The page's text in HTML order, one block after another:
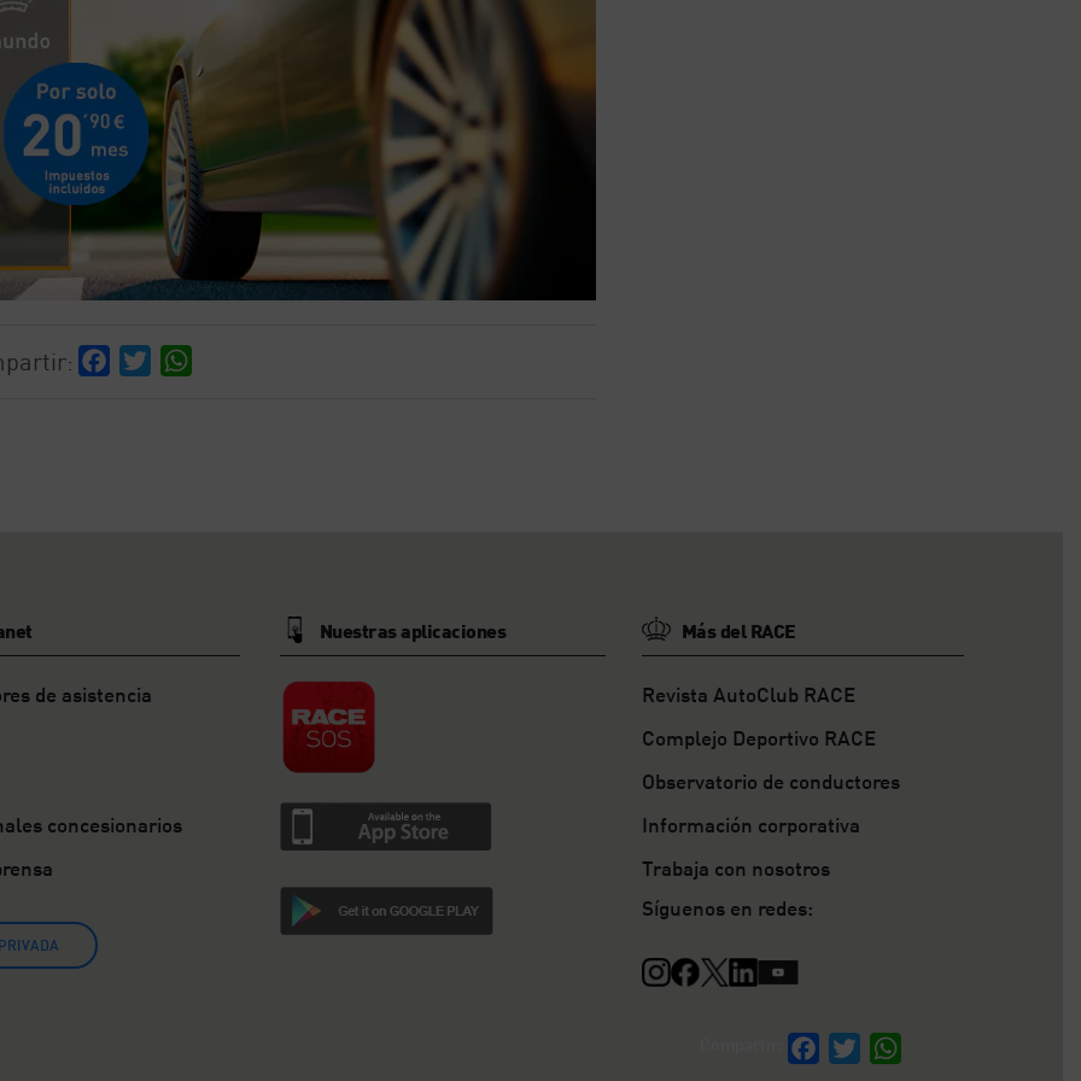
Facebook
Twitter
de asistencia
concesionarios
Nuestras aplicaciones Más del RACE
Revista AutoClub RACE
Complejo Deportivo RACE
Observatorio de conductores
Información corporativa
Trabaja con nosotros
Síguenos en redes:
Facebook
Twitter